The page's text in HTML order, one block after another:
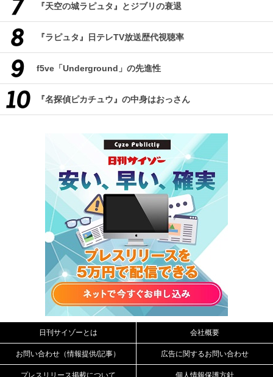
『天空の城ラピュタ』とジブリの衰退
『ラピュタ』日テレTV放送歴代視聴率
f5ve「Underground」の先進性
『名探偵ピカチュウ』の中身はおっさん
日刊サイゾーとは 会社概要
お問い合わせ（情報提供/記事） 広告に関するお問い合わせ